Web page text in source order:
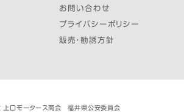
お問い合わせ
プライバシーポリシー
販売・勧誘方針
上口モータース商会 福井県公安委員会